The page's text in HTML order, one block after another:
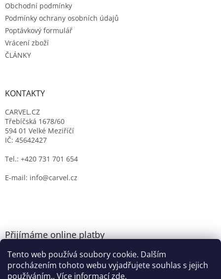
Tento web používá soubory cookie. Dalším
procházením tohoto webu vyjadřujete souhlas s jejich
používáním.. Více informacízde.
Obchodní podmínky
Podmínky ochrany osobních údajů
Poptávkový formulář
Vrácení zboží
ČLÁNKY
KONTAKTY
CARVEL.CZ
Třebíčská 1678/60
594 01 Velké Meziříčí
IČ: 45642427
Tel.: +420 731 701 654
E-mail: info@carvel.cz
Přijímáme online platby